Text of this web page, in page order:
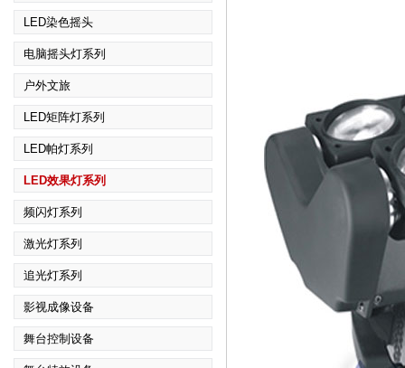
LED染色摇头
电脑摇头灯系列
户外文旅
LED矩阵灯系列
LED帕灯系列
LED效果灯系列
频闪灯系列
激光灯系列
追光灯系列
影视成像设备
舞台控制设备